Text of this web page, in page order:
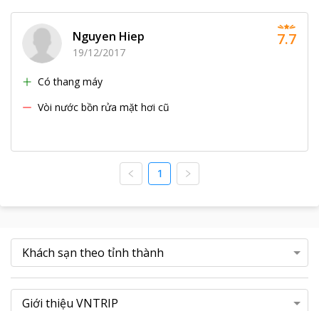
Nguyen Hiep
19/12/2017
Có thang máy
Vòi nước bồn rửa mặt hơi cũ
7.7
1